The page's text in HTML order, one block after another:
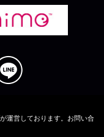
運営しております。お問い合